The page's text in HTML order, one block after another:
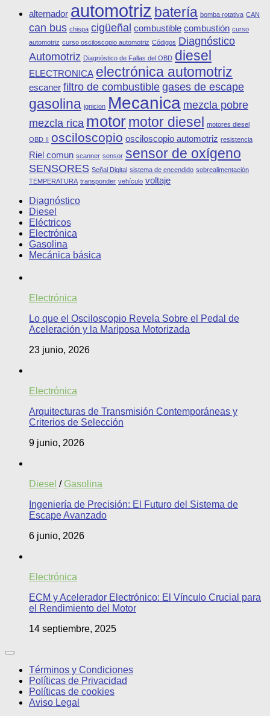
alternador automotriz batería bomba rotativa CAN
can bus chispa cigüeñal combustible combustión curso
automotriz curso osciloscopio automotriz Códigos Diagnóstico
Automotriz Diagnóstico de Fallas del OBD diesel
ELECTRONICA electrónica automotriz
escaner filtro de combustiblegases de escape
gasolina ignicion Mecanica mezcla pobre
mezcla rica motormotor diesel motores diesel
OBD II osciloscopio osciloscopio automotriz resistencia
Riel comun scanner sensor sensor de oxígeno
SENSORES Señal Digital sistema de encendido sobrealimentación
TEMPERATURA transponder vehículo voltaje
Diagnóstico
Diesel
Eléctricos
Electrónica
Gasolina
Mecánica básica
Electrónica
Lo que el Osciloscopio Revela Sobre el Pedal de
Aceleración y la Mariposa Motorizada
23 junio, 2026
Electrónica
Arquitecturas de Transmisión Contemporáneas y
Criterios de Selección
9 junio, 2026
Diesel / Gasolina
Ingeniería de Precisión: El Futuro del Sistema de
Escape Avanzado
6 junio, 2026
Electrónica
ECM y Acelerador Electrónico: El Vínculo Crucial para
el Rendimiento del Motor
14 septiembre, 2025
Términos y Condiciones
Políticas de Privacidad
Políticas de cookies
Aviso Legal